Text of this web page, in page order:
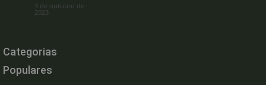
3 de outubro de
2023
Categorias
Populares